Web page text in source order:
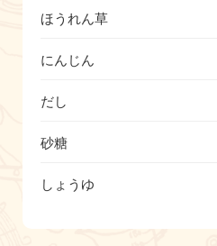
ほうれん草
にんじん
だし
砂糖
しょうゆ